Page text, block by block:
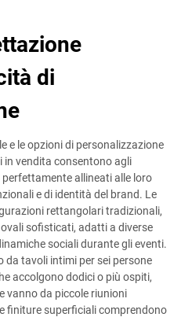
di
e le opzioni di personalizzazione
in vendita consentono agli
allineati alle loro
e di identità del brand. Le
rettangolari tradizionali,
sofisticati, adatti a diverse
sociali durante gli eventi.
da tavoli intimi per sei persone
accolgono dodici o più ospiti,
vanno da piccole riunioni
finiture superficiali comprendono